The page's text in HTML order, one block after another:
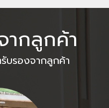
ากลูกค้า
บรองจากลูกค้า